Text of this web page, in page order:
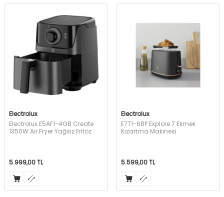
Electrolux
Electrolux E5AF1-4GB Create
1350W Air Fryer Yağsız Fritöz
5.999,00TL
Electrolux
E7T1-6BP Explore 7 Ekmek
Kızartma Makinesi
5.599,00TL